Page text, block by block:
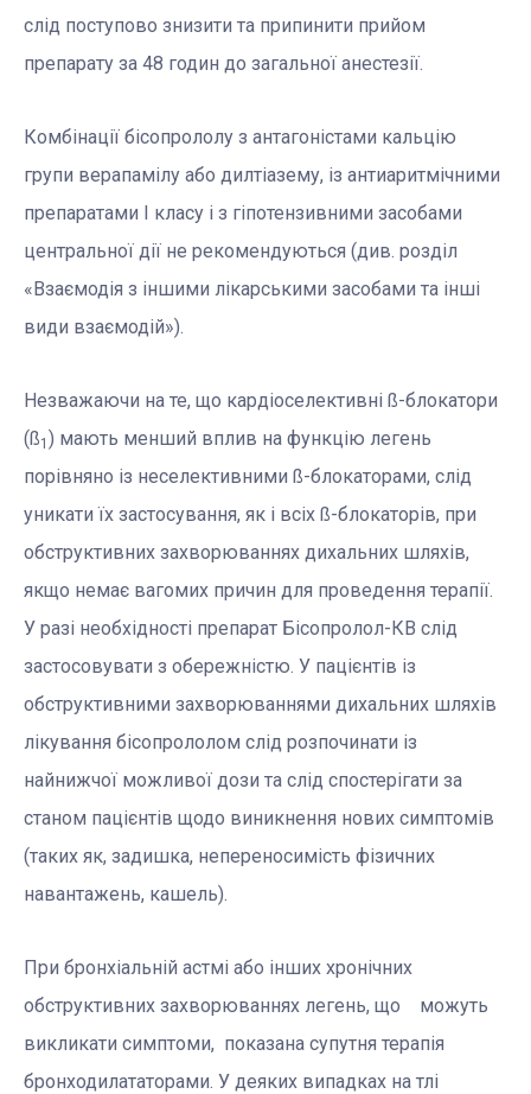
слід поступово знизити та припинити прийом
препарату за 48 годин до загальної анестезії.
Комбінації бісопрололу з антагоністами кальцію
групи верапамілу або дилтіазему, із антиаритмічними
препаратами І класу і з гіпотензивними засобами
центральної дії не рекомендуються (див. розділ
«Взаємодія з іншими лікарськими засобами та інші
види взаємодій»).
Незважаючи на те, що кардіоселективні ß-блокатори
(ß1 ) мають менший вплив на функцію легень
порівняно із неселективними ß-блокаторами, слід
уникати їх застосування, як і всіх ß-блокаторів, при
обструктивних захворюваннях дихальних шляхів,
якщо немає вагомих причин для проведення терапії.
У разі необхідності препарат Бісопролол-КВ слід
застосовувати з обережністю. У пацієнтів із
обструктивними захворюваннями дихальних шляхів
лікування бісопрололом слід розпочинати із
найнижчої можливої дози та слід спостерігати за
станом пацієнтів щодо виникнення нових симптомів
(таких як, задишка, непереносимість фізичних
навантажень, кашель).
При бронхіальній астмі або інших хронічних
обструктивних захворюваннях легень, що можуть
викликати симптоми, показана супутня терапія
бронходилататорами. У деяких випадках на тлі